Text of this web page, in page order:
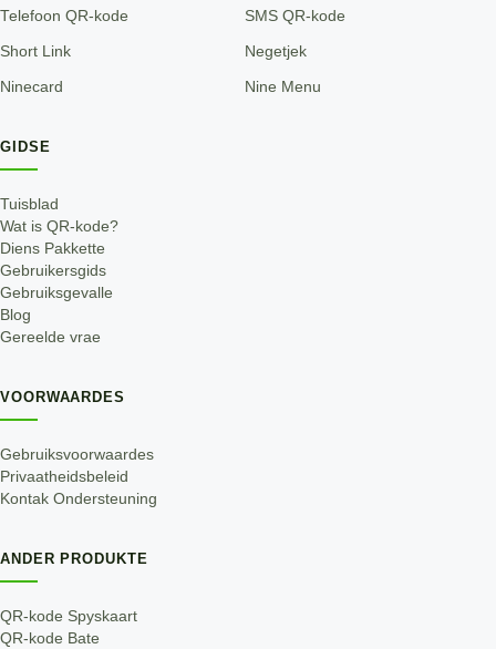
Telefoon QR-kode SMS QR-kode
Short Link Negetjek
Ninecard Nine Menu
GIDSE
Tuisblad
Wat is QR-kode?
Diens Pakkette
Gebruikersgids
Gebruiksgevalle
Blog
Gereelde vrae
VOORWAARDES
Gebruiksvoorwaardes
Privaatheidsbeleid
Kontak Ondersteuning
ANDER PRODUKTE
QR-kode Spyskaart
QR-kode Bate